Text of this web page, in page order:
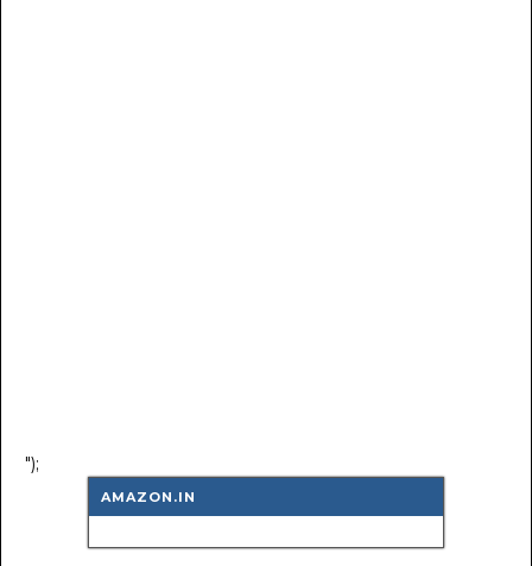
");
AMAZON.IN